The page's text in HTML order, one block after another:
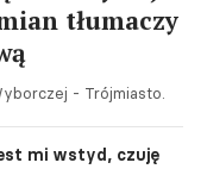
tłumaczy
- Trójmiasto.
mi wstyd, czuję